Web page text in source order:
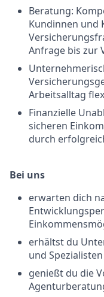
Beratung:
Kundinnen und
Anfrage bis zur
Arbeitsalltag
Finanzielle
sicheren
durch
Bei uns
erwarten dich
erhältst du
und
genießt du die